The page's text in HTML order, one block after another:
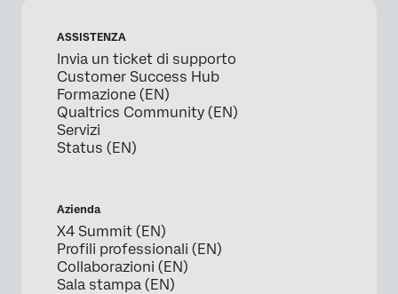
ASSISTENZA
Invia un ticket di supporto
Customer Success Hub
Formazione (EN)
Qualtrics Community (EN)
Servizi
Status (EN)
Azienda
X4 Summit (EN)
Profili professionali (EN)
Collaborazioni (EN)
Sala stampa (EN)